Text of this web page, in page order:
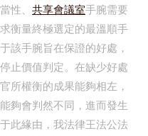
性、 共享會議室手腕需要
衡量終極選定的最溫順手
該手腕旨在保證的好處，
止價值判定。在缺少好處
所權衡的成果能夠相左，
夠會判然不同，進而發生
此緣由，我法律王法公法